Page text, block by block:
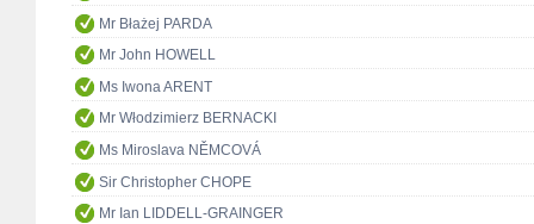
Mr Błażej PARDA
Mr John HOWELL
Ms Iwona ARENT
Mr Włodzimierz BERNACKI
Ms Miroslava NĚMCOVÁ
Sir Christopher CHOPE
Mr Ian LIDDELL-GRAINGER